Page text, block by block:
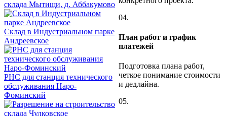
склада Мытищи, д. Аббакумово
Склад в Индустриальном парке
Андреевское
РНС для станция технического
обслуживания Наро-
Фоминский
04.
План работ и график
платежей
Подготовка плана работ,
четкое понимание стоимости
и дедлайна.
05.